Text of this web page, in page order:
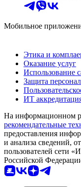
Мобильное
Этика и
Оказание услуг
Использование
Защита
ИТ
На информационном
рекомендательные
предоставления
и анализа сведений,
пользователей сети
Российской